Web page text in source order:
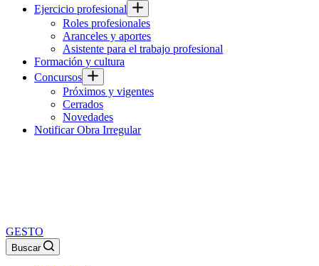
Ejercicio profesional
Roles profesionales
Aranceles y aportes
Asistente para el trabajo profesional
Formación y cultura
Concursos
Próximos y vigentes
Cerrados
Novedades
Notificar Obra Irregular
GESTO
Buscar